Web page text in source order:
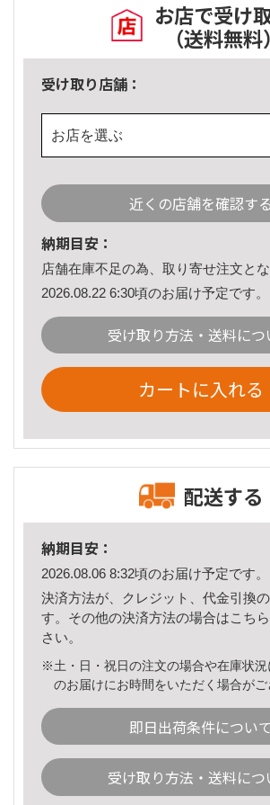
お店で受け
（送料無料）
受け取り店舗：
お店を選ぶ
近くの店舗を確認する
納期目安：
店舗在庫不足の為、取り寄せ注文とな
2026.08.22 6:30頃のお届け予定です。
受け取り方法・送料につ
カートに入れる
配送する
納期目安：
2026.08.06 8:32頃のお届け予定です。
決済方法が、クレジット、代金引換
す。その他の決済方法の場合はこちら
さい。
※土・日・祝日の注文の場合や在庫状況
のお届けにお時間をいただく場合がご
即日出荷条件について
受け取り方法・送料につ